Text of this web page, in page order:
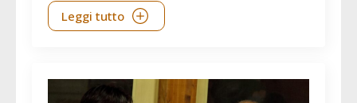
Leggi tutto